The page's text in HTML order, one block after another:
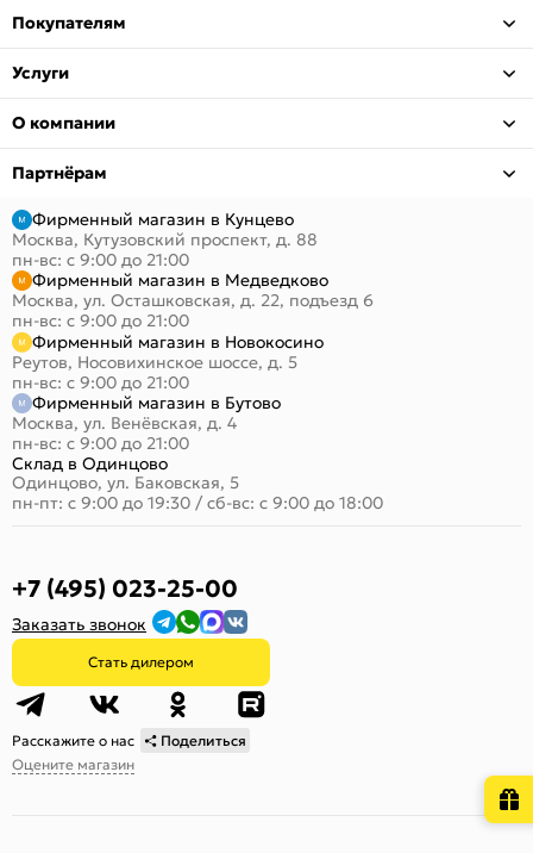
Покупателям
Услуги
О компании
Партнёрам
Фирменный магазин в Кунцево
Москва, Кутузовский проспект, д. 88
пн-вс: с 9:00 до 21:00
Фирменный магазин в Медведково
Москва, ул. Осташковская, д. 22, подъезд 6
пн-вс: с 9:00 до 21:00
Фирменный магазин в Новокосино
Реутов, Носовихинское шоссе, д. 5
пн-вс: с 9:00 до 21:00
Фирменный магазин в Бутово
Москва, ул. Венёвская, д. 4
пн-вс: с 9:00 до 21:00
Склад в Одинцово
Одинцово, ул. Баковская, 5
пн-пт: с 9:00 до 19:30 / сб-вс: с 9:00 до 18:00
+7 (495) 023-25-00
Заказать звонок
Стать дилером
Расскажите о нас
Поделиться
Оцените магазин